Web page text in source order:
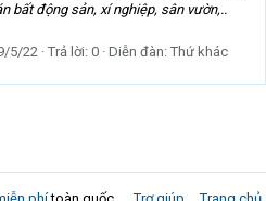
bất động sản, xí nghiệp, sân vườn,..
5/22 Trả lời: 0 Diễn đàn: Thứ khác